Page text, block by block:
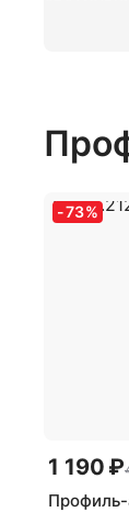
-73%
1 190 ₽